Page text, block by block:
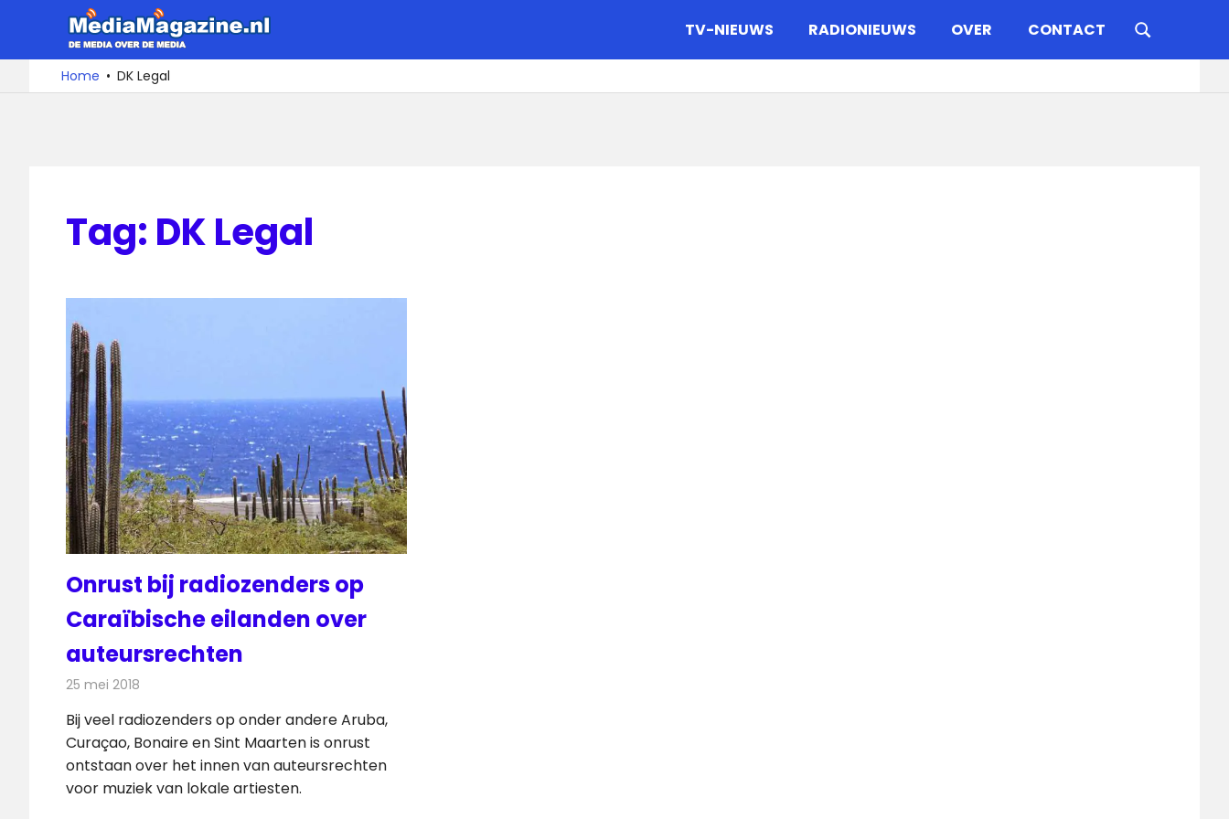
de
De
media
over
TV-NIEUWS RADIONIEUWS OVER CONTACT
Home DK Legal
Tag: DK Legal
Onrust bij radiozenders op
Caraïbische eilanden over
auteursrechten
25 mei 2018
Bij veel radiozenders op onder andere Aruba,
Curaçao, Bonaire en Sint Maarten is onrust
ontstaan over het innen van auteursrechten
voor muziek van lokale artiesten.